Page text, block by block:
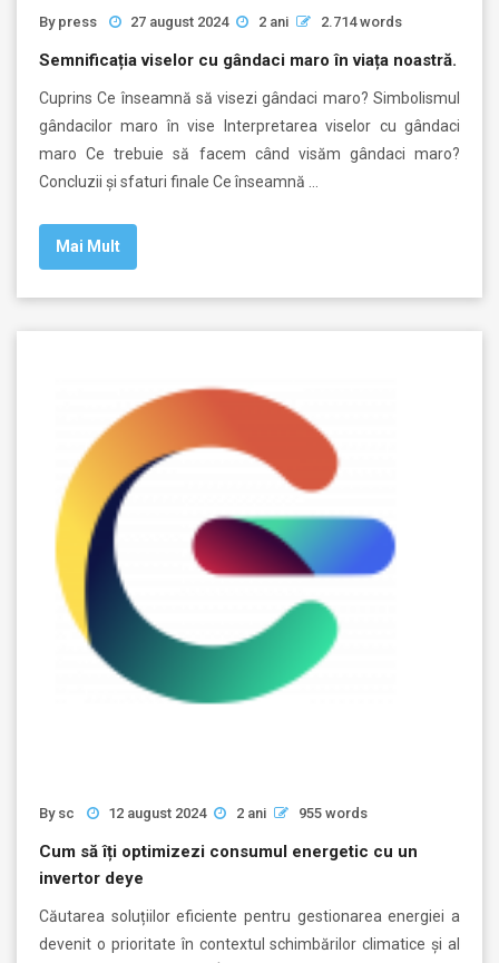
By press 27 august 2024 2 ani 2.714 words
Semnificația viselor cu gândaci maro în viața noastră.
Cuprins Ce înseamnă să visezi gândaci maro? Simbolismul
gândacilor maro în vise Interpretarea viselor cu gândaci
maro Ce trebuie să facem când visăm gândaci maro?
Concluzii și sfaturi finale Ce înseamnă …
Mai Mult
By sc 12 august 2024 2 ani 955 words
Cum să îți optimizezi consumul energetic cu un
invertor deye
Căutarea soluțiilor eficiente pentru gestionarea energiei a
devenit o prioritate în contextul schimbărilor climatice și al